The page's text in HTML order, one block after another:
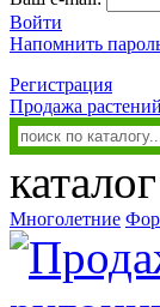
Войти
Напомнить
Регистрация
Продажа растений
Многолетние